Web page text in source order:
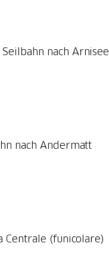
nach Arnisee
nach Andermatt
Centrale (funicolare)